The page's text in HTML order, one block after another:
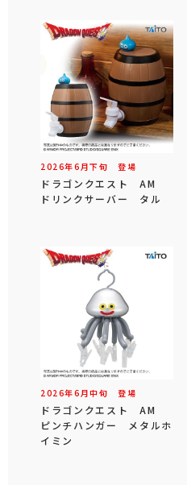
2026年6 月下旬 登場
ドラゴンクエスト AM
ドリンクサーバー タル
2026年6 月中旬 登場
ドラゴンクエスト AM
ピンチハンガー メタルホ
イミン